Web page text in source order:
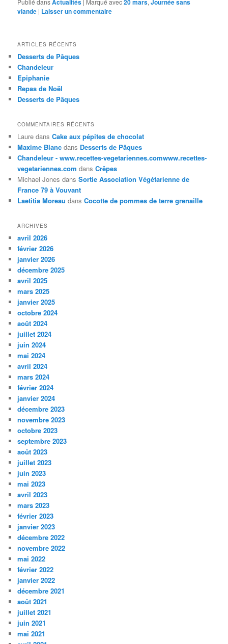
Publié dansActualités Marqué avec20 mars,Journée sans
viande | Laisser un commentaire
ARTICLES RÉCENTS
Desserts de Pâques
Chandeleur
Epiphanie
Repas de Noël
Desserts de Pâques
COMMENTAIRES RÉCENTS
Laure dansCake aux pépites de chocolat
Maxime Blanc dans Desserts de Pâques
Chandeleur - www.recettes-vegetariennes.comwww.recettes-
vegetariennes.com dansCrêpes
Michael Jones dansSortie Association Végétarienne de
France 79 à Vouvant
Laetitia Moreau dansCocotte de pommes de terre grenaille
ARCHIVES
avril 2026
février 2026
janvier 2026
décembre 2025
avril 2025
mars 2025
janvier 2025
octobre 2024
août 2024
juillet 2024
juin 2024
mai 2024
avril 2024
mars 2024
février 2024
janvier 2024
décembre 2023
novembre 2023
octobre 2023
septembre 2023
août 2023
juillet 2023
juin 2023
mai 2023
avril 2023
mars 2023
février 2023
janvier 2023
décembre 2022
novembre 2022
mai 2022
février 2022
janvier 2022
décembre 2021
août 2021
juillet 2021
juin 2021
mai 2021